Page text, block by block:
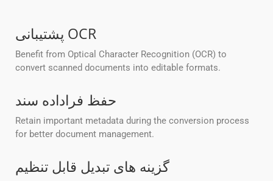
پشتیبانی OCR
Benefit from Optical Character Recognition (OCR) to
convert scanned documents into editable formats.
حفظ فراداده سند
Retain important metadata during the conversion process
for better document management.
گزینه های تبدیل قابل تنظیم